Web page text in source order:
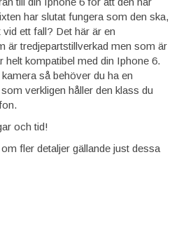
har slutat fungera som den ska,
ett fall? Det här är en
är tredjepartstillverkad men som är
helt kompatibel med din Iphone 6.
så behöver du ha en
verkligen håller den klass du
och tid!
fler detaljer gällande just dessa